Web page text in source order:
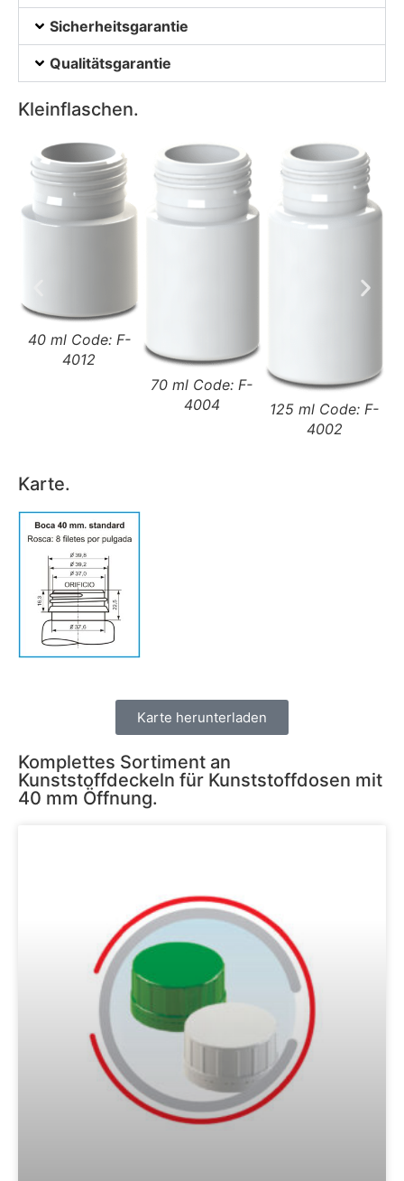
Sicherheitsgarantie
Qualitätsgarantie
Kleinflaschen.
40 ml Code: F-
4012
70 ml Code: F-
4004
125 ml Code: F-
4002
Karte.
Karte herunterladen
Komplettes Sortiment an
Kunststoffdeckeln für Kunststoffdosen mit
40 mm Öffnung.